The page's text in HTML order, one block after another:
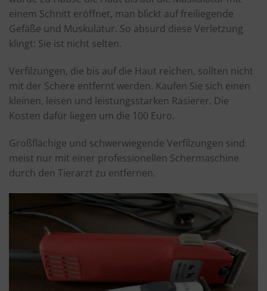
einem Schnitt eröffnet, man blickt auf freiliegende
Gefäße und Muskulatur. So absurd diese Verletzung
klingt: Sie ist nicht selten.
Verfilzungen, die bis auf die Haut reichen, sollten nicht
mit der Schere entfernt werden. Kaufen Sie sich einen
kleinen, leisen und leistungsstarken Rasierer. Die
Kosten dafür liegen um die 100 Euro.
Großflächige und schwerwiegende Verfilzungen sind
meist nur mit einer professionellen Schermaschine
durch den Tierarzt zu entfernen.